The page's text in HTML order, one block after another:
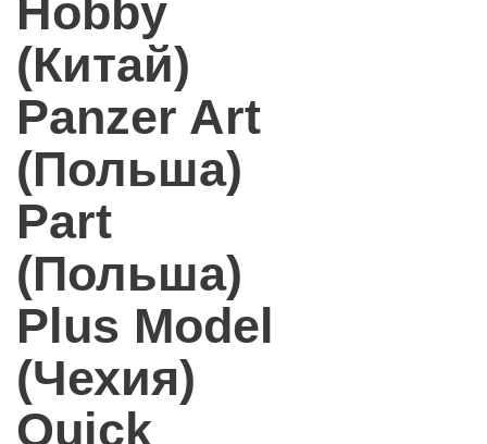
Hobby
(Китай)
Panzer Art
(Польша)
Part
(Польша)
Plus Model
(Чехия)
Quick